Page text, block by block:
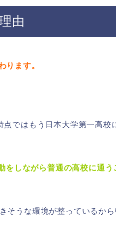
由
ります。
ではもう日本大学第一高校
しながら普通の高校に通う
そうな環境が整っているから